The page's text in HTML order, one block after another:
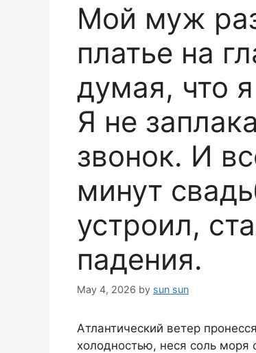
Мой муж
платье на
думая, что
Я не
звонок. И
минут
устроил,
падения.
May 4, 2026 by sun sun
Атлантический ветер
холодностью, неся соль моря